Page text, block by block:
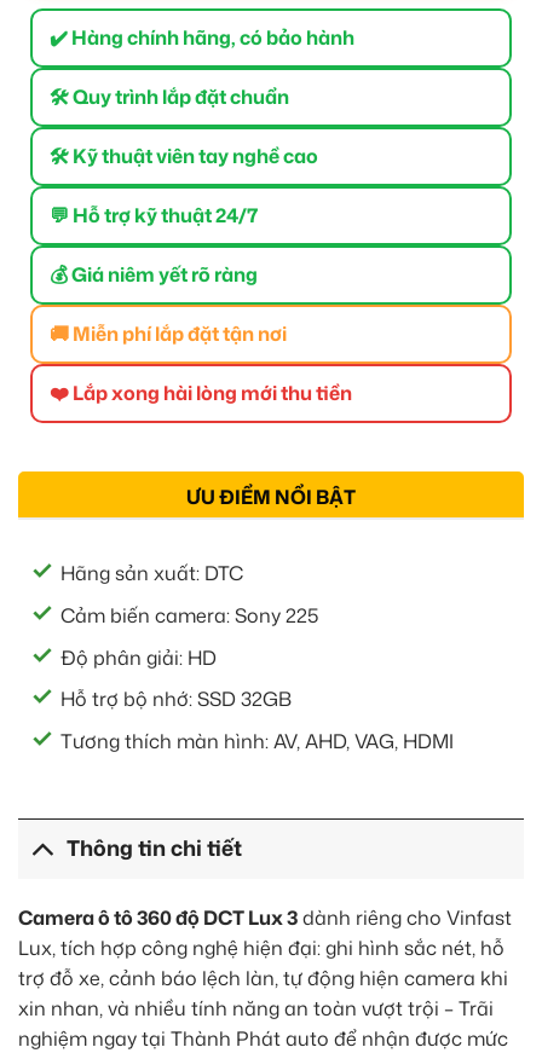
✔️ Hàng chính hãng, có bảo hành
🛠 Quy trình lắp đặt chuẩn
🛠 Kỹ thuật viên tay nghề cao
💬 Hỗ trợ kỹ thuật 24/7
💰 Giá niêm yết rõ ràng
🚚 Miễn phí lắp đặt tận nơi
❤️ Lắp xong hài lòng mới thu tiền
ƯU ĐIỂM NỔI BẬT
Hãng sản xuất: DTC
Cảm biến camera: Sony 225
Độ phân giải: HD
Hỗ trợ bộ nhớ: SSD 32GB
Tương thích màn hình: AV, AHD, VAG, HDMI
Thông tin chi tiết
Camera ô tô 360 độ DCT Lux 3dành riêng cho Vinfast
Lux, tích hợp công nghệ hiện đại: ghi hình sắc nét, hỗ
trợ đỗ xe, cảnh báo lệch làn, tự động hiện camera khi
xin nhan, và nhiều tính năng an toàn vượt trội – Trãi
nghiệm ngay tại Thành Phát auto để nhận được mức